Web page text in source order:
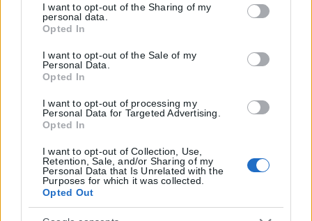
but not limited to your visit or usage behaviour. You may
click to grant or deny consent to Google and its third-party
tags to use your data for below specified purposes in below
Google consent section.
I want to opt-out of the Sharing of my
personal data.
Opted In
I want to opt-out of the Sale of my
Personal Data.
Opted In
I want to opt-out of processing my
Personal Data for Targeted Advertising.
Opted In
I want to opt-out of Collection, Use,
Retention, Sale, and/or Sharing of my
Personal Data that Is Unrelated with the
Purposes for which it was collected.
Opted Out